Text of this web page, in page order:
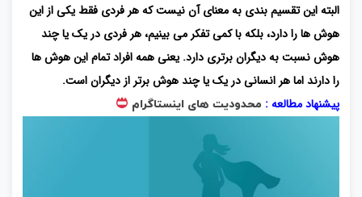
البته این تقسیم بندی به معنای آن نیست که هر فردی فقط یکی از این
هوش ها را دارد، بلکه با کمی تفکر می بینیم، هر فردی در یک یا چند
هوش نسبت به دیگران برتری دارد. یعنی همه افراد تمام این هوش ها
را دارند اما هر انسانی در یک یا چند هوش برتر از دیگران است.
پیشنهاد مطالعه : محدودیت های اینستاگرام